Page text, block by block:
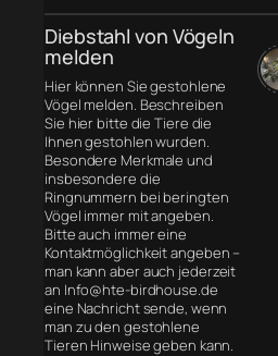
Diebstahl von Vögeln
melden
Hier können Sie gestohlene
Vögel melden. Beschreiben
Sie hier bitte die Tiere die
Ihnen gestohlen wurden.
Besondere Merkmale und
insbesondere die
Ringnummern bei beringten
Vögel immer mit angeben.
Bitte auch immer eine
Kontaktmöglichkeit angeben –
man kann aber auch jederzeit
an Info@hte-birdhouse.de
eine Nachricht sende, wenn
man zu den gestohlene
Tieren Hinweise geben kann.